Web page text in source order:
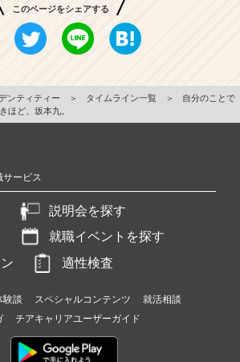
このページをシェアする
ンティティー ＞ タイムライン一覧 ＞
自分のことで
ど、坂本九。
サービス
説明会を探す
就職イベントを探す
適性検査
験談 スペシャルコンテンツ
就活相談
チアキャリアユーザーガイド